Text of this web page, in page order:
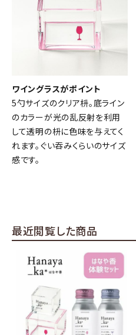
ワイングラスがポイント
5勺サイズのクリア枡。底ライン
のカラーが光の乱反射を利用
して透明の枡に色味を与えてく
れます。ぐい吞みくらいのサイズ
感です。
最近閲覧した商品